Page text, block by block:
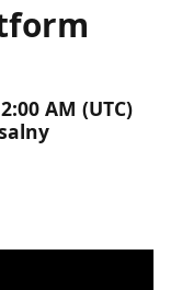
AM (UTC)